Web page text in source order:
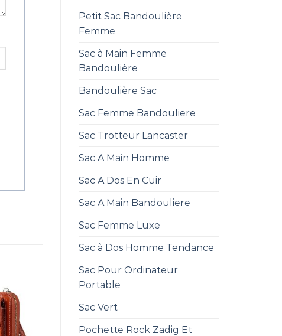
Petit Sac Bandoulière
Femme
Sac à Main Femme
Bandoulière
Bandoulière Sac
Sac Femme Bandouliere
Sac Trotteur Lancaster
Sac A Main Homme
Sac A Dos En Cuir
Sac A Main Bandouliere
Sac Femme Luxe
Sac à Dos Homme Tendance
Sac Pour Ordinateur
Portable
Sac Vert
Pochette Rock Zadig Et